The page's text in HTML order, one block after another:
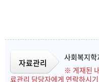
자료관리
사회복지
※ 게재된
료관리 담당자에게 연락하시